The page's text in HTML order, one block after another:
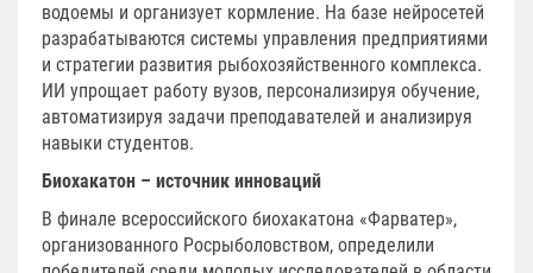
водоемы и организует кормление. На базе нейросетей
разрабатываются системы управления предприятиями
и стратегии развития рыбохозяйственного комплекса.
ИИ упрощает работу вузов, персонализируя обучение,
автоматизируя задачи преподавателей и анализируя
навыки студентов.
Биохакатон – источник инноваций
В финале всероссийского биохакатона «Фарватер»,
организованного Росрыболовством, определили